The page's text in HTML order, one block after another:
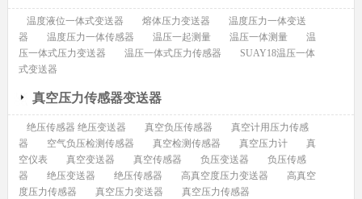
温度液位一体式变送器 熔体压力变送器
温度压力一体变送
器
温度压力一体传感器 温压一起测量 温压一体测量
温
压一体式压力变送器
温压一体式压力传感器
SUAY18温压一体
式变送器
真空压力传感器变送器
绝压传感器 绝压变送器 真空负压传感器
真空计用压力传感
器
空气负压检测传感器 真空检测传感器 真空压力计
真
空仪表
真空变送器 真空传感器 负压变送器
负压传感
器
绝压变送器 绝压传感器 高真空度压力变送器
高真空
度压力传感器
真空压力变送器 真空压力传感器